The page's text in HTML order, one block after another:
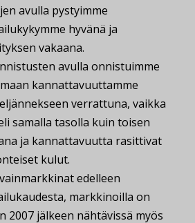
avulla pystyimme
hyvänä ja
vakaana.
avulla onnistuimme
kannattavuuttamme
verrattuna, vaikka
samalla tasolla kuin toisen
ja kannattavuutta rasittivat
kulut.
edelleen
markkinoilla on
2007 jälkeen nähtävissä myös